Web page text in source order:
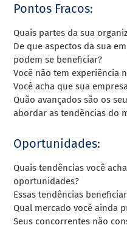
Pontos Fracos:
Quais partes da sua
De que aspectos da sua
podem se beneficiar?
Você não tem experiência
Você acha que sua
Quão avançados são os
abordar as tendências do
Oportunidades:
Quais tendências você
oportunidades?
Essas tendências
Qual mercado você ainda
Seus concorrentes não